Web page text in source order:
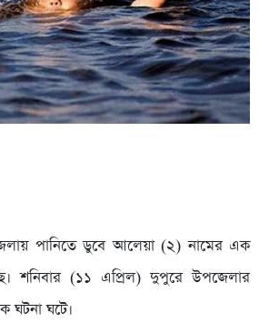
পানিতে ডুবে আলেয়া (২) নামের এক
শনিবার (১১ এপ্রিল) দুপুরে উপজেলার
ঘটনা ঘটে।